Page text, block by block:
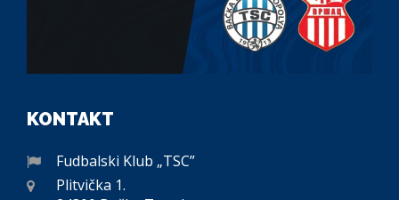
KONTAKT
Fudbalski Klub „TSC”
Plitvička 1.